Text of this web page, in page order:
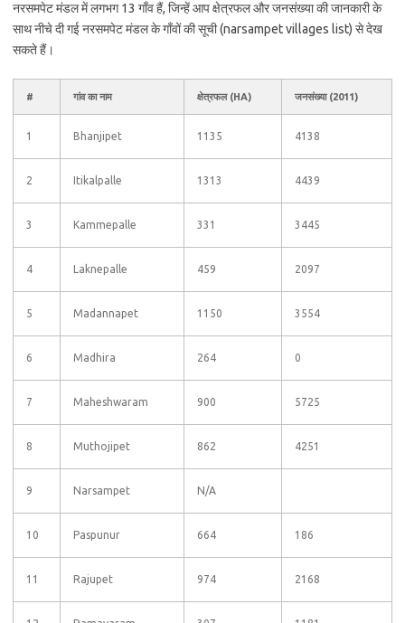
नरसमपेट मंडल में लगभग 13 गाँव हैं, जिन्हें आप क्षेत्रफल और जनसंख्या की जानकारी के
साथ नीचे दी गई नरसमपेट मंडल के गाँवों की सूची (narsampet villages list) से देख
सकते हैं।
# गांव का नाम क्षेत्रफल (HA) जनसंख्या (2011)
1 Bhanjipet 1135 4138
2 Itikalpalle 1313 4439
3 Kammepalle 331 3445
4 Laknepalle 459 2097
5 Madannapet 1150 3554
6 Madhira 264 0
7 Maheshwaram 900 5725
8 Muthojipet 862 4251
9 Narsampet N/A
10 Paspunur 664 186
11 Rajupet 974 2168